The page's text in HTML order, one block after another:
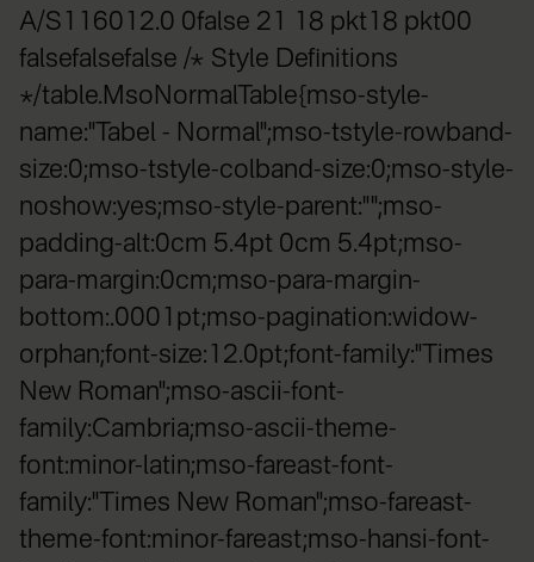
A/S116012.0 0false 21 18 pkt18 pkt00
falsefalsefalse /* Style Definitions
*/table.MsoNormalTable{mso-style-
name:"Tabel - Normal";mso-tstyle-rowband-
size:0;mso-tstyle-colband-size:0;mso-style-
noshow:yes;mso-style-parent:"";mso-
padding-alt:0cm 5.4pt 0cm 5.4pt;mso-
para-margin:0cm;mso-para-margin-
bottom:.0001pt;mso-pagination:widow-
orphan;font-size:12.0pt;font-family:"Times
New Roman";mso-ascii-font-
family:Cambria;mso-ascii-theme-
font:minor-latin;mso-fareast-font-
family:"Times New Roman";mso-fareast-
theme-font:minor-fareast;mso-hansi-font-